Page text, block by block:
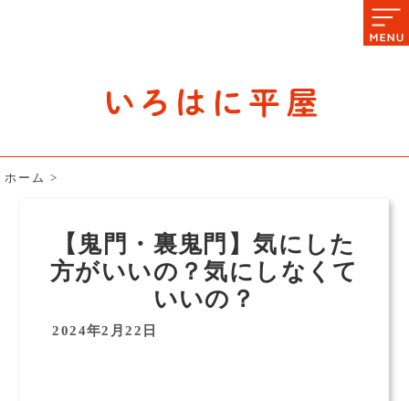
ホーム >
【鬼門・裏鬼門】気にした
方がいいの？気にしなくて
いいの？
2024年2月22日